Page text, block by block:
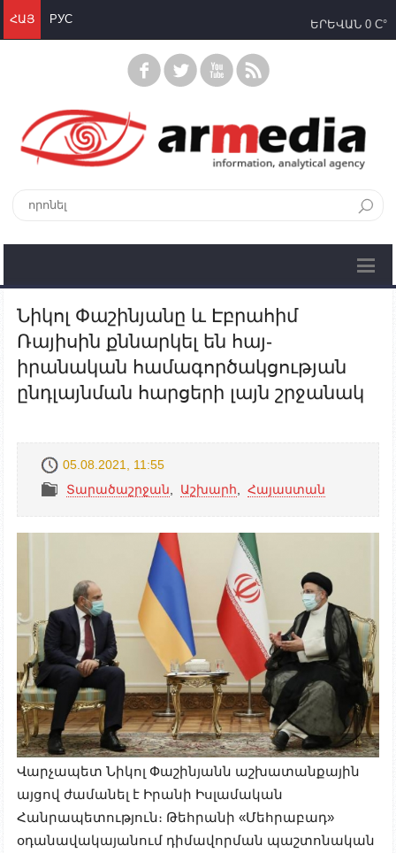
ՀԱՅ РУС ԵՐԵՎԱՆ 0 C°
Նիկոլ Փաշինյանը և Էբրահիմ
Ռայիսին քննարկել են հայ-
իրանական համագործակցության
ընդլայնման հարցերի լայն շրջանակ
05.08.2021, 11:55
Տարածաշրջան
Աշխարհ Հայաստան
Վարչապետ Նիկոլ Փաշինյանն աշխատանքային
այցով ժամանել է Իրանի Իսլամական
Հանրապետություն։ Թեհրանի «Մեհրաբադ»
օդանավակայանում դիմավորման պաշտոնական